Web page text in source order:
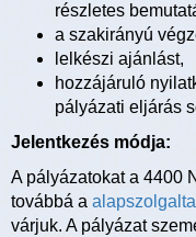
részletes
a szakirányú
lelkészi ajánlást,
hozzájáruló
pályázati eljárás
Jelentkezés módja:
A pályázatokat a 4400
továbbá a
várjuk. A pályázat